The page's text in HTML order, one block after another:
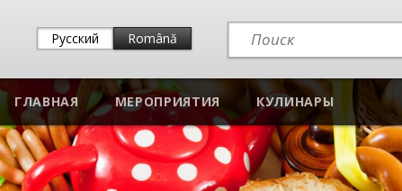
Русский Română
ГЛАВНАЯ МЕРОПРИЯТИЯ КУЛИНАРЫ